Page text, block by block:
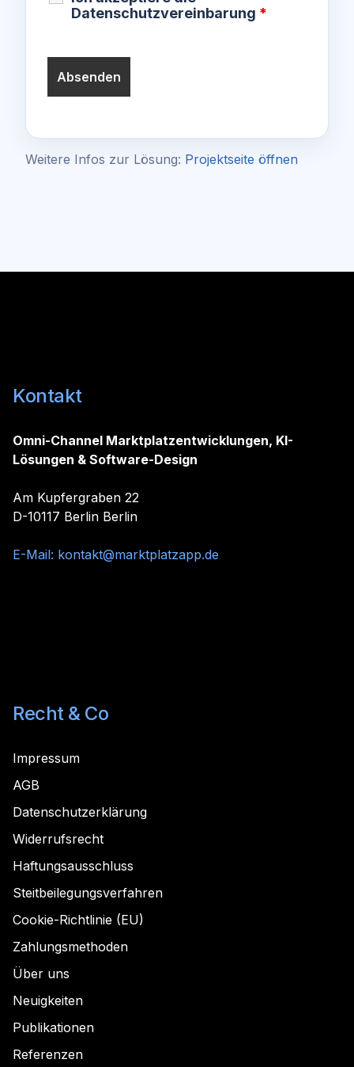
Datenschutzvereinbarung *
Weitere Infos zur Lösung: Projektseite öffnen
Kontakt
Omni-Channel Marktplatzentwicklungen, KI-
Lösungen & Software-Design
Am Kupfergraben 22
D-10117 Berlin Berlin
E-Mail: kontakt@marktplatzapp.de
Recht & Co
Impressum
AGB
Datenschutzerklärung
Widerrufsrecht
Haftungsausschluss
Steitbeilegungsverfahren
Cookie-Richtlinie (EU)
Zahlungsmethoden
Über uns
Neuigkeiten
Publikationen
Referenzen